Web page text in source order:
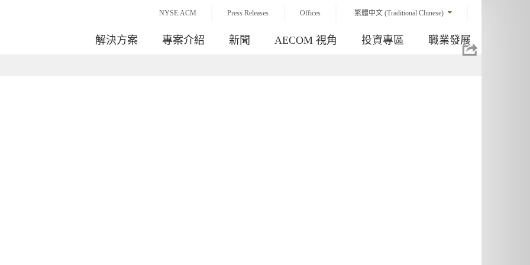
NYSE:ACM Press Releases Offices 繁體中文 (Traditional Chinese)
解決方案 專案介紹 新聞 AECOM 視角 投資專區 職業發展